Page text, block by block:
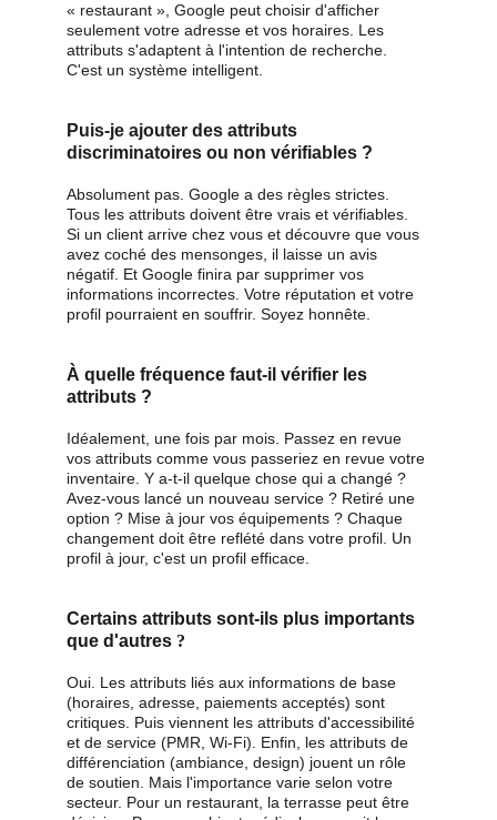
« restaurant », Google peut choisir d'afficher
seulement votre adresse et vos horaires. Les
attributs s'adaptent à l'intention de recherche.
C'est un système intelligent.
Puis-je ajouter des attributs
discriminatoires ou non vérifiables ?
Absolument pas. Google a des règles strictes.
Tous les attributs doivent être vrais et vérifiables.
Si un client arrive chez vous et découvre que vous
avez coché des mensonges, il laisse un avis
négatif. Et Google finira par supprimer vos
informations incorrectes. Votre réputation et votre
profil pourraient en souffrir. Soyez honnête.
À quelle fréquence faut-il vérifier les
attributs ?
Idéalement, une fois par mois. Passez en revue
vos attributs comme vous passeriez en revue votre
inventaire. Y a-t-il quelque chose qui a changé ?
Avez-vous lancé un nouveau service ? Retiré une
option ? Mise à jour vos équipements ? Chaque
changement doit être reflété dans votre profil. Un
profil à jour, c'est un profil efficace.
Certains attributs sont-ils plus importants
que d'autres ?
Oui. Les attributs liés aux informations de base
(horaires, adresse, paiements acceptés) sont
critiques. Puis viennent les attributs d'accessibilité
et de service (PMR, Wi-Fi). Enfin, les attributs de
différenciation (ambiance, design) jouent un rôle
de soutien. Mais l'importance varie selon votre
secteur. Pour un restaurant, la terrasse peut être